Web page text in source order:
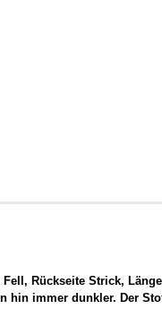
Rückseite Strick,
hin immer dunkler. Der